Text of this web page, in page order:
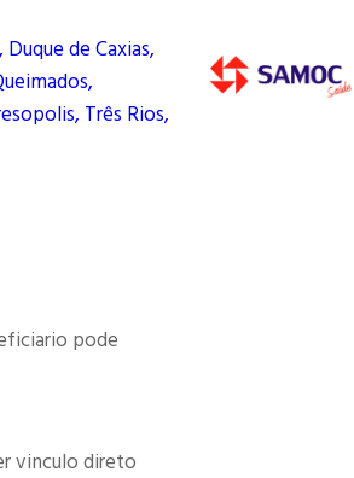
de Caxias,
Três Rios,
pode
vinculo direto